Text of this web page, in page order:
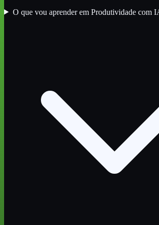
O que vou aprender em Produtividade com